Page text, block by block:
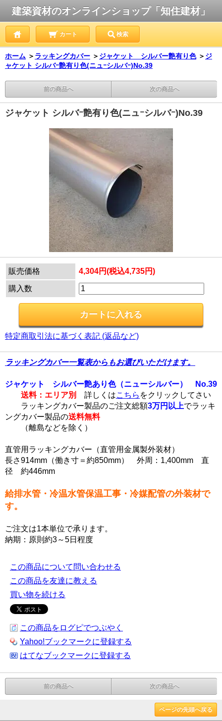
建築資材のオンラインショップ「知住建材」
カート 検索
ホーム ＞ ラッキングカバー ＞ ジャケット シルバー艶有り色 ＞ ジ
ャケット シルバｰ艶有り色(ニュｰシルバｰ)No.39
前の商品へ 次の商品へ
ジャケット シルバｰ艶有り色(ニュｰシルバｰ)No.39
販売価格 4,304円(税込4,735円)
購入数
特定商取引法に基づく表記 (返品など)
ラッキングカバー一覧表からもお選びいただけます。
ジャケット シルバー艶あり色（ニューシルバー） No.39
送料：エリア別
詳しくはこちら をクリックしてさい
ラッキングカバー製品のご注文総額3万円以上でラッキ
ングカバー製品の送料無料
（離島などを除く）
直管用ラッキングカバー（直管用金属製外装材）
長さ914mm（働き寸＝約850mm） 外周：1,400mm 直
径 約446mm
給排水管・冷温水管保温工事・冷媒配管の外装材で
す。
ご注文は1本単位で承ります。
納期：原則約3～5日程度
この商品について問い合わせる
この商品を友達に教える
買い物を続ける
この商品をログピでつぶやく
Yahoo!ブックマークに登録する
はてなブックマークに登録する
前の商品へ 次の商品へ
ページの先頭へ戻る